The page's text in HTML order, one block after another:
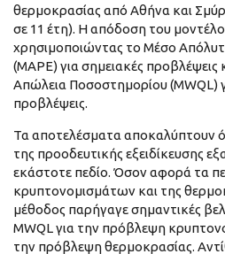
θερμοκρασίας από Αθήνα και
σε 11 έτη). Η απόδοση του
χρησιμοποιώντας το Μέσο
(MAPE) για σημειακές
Απώλεια Ποσοστημορίου (MWQL)
προβλέψεις.
Τα αποτελέσματα αποκαλύπτουν
της προοδευτικής εξειδίκευσης
εκάστοτε πεδίο. Όσον αφορά τα
κρυπτονομισμάτων και της
μέθοδος παρήγαγε σημαντικές
MWQL για την πρόβλεψη
την πρόβλεψη θερμοκρασίας.